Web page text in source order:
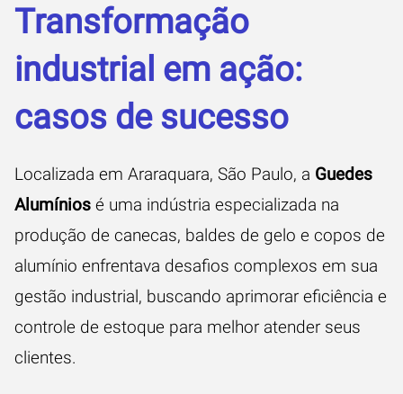
Transformação
industrial em ação:
casos de sucesso
Localizada em Araraquara, São Paulo, a Guedes
Alumínios é uma indústria especializada na
produção de canecas, baldes de gelo e copos de
alumínio enfrentava desafios complexos em sua
gestão industrial, buscando aprimorar eficiência e
controle de estoque para melhor atender seus
clientes.